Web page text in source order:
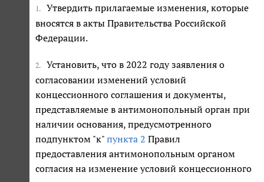
1.
Утвердить прилагаемые изменения, которые
вносятся в акты Правительства Российской
Федерации.
2.
Установить, что в 2022 году заявления о
согласовании изменений условий
концессионного соглашения и документы,
представляемые в антимонопольный орган при
наличии основания, предусмотренного
подпунктом "к" пункта 2 Правил
предоставления антимонопольным органом
согласия на изменение условий концессионного